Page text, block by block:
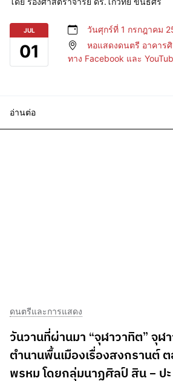
JUL
01
วันศุกร์ที่ 1 กรกฎาคม
หอแสดงดนตรี อาคาร
ทาง Facebook และ
อ่านต่อ
ดนตรีและการแสดง
วันวานที่ผ่านมา “จุฬาวาทิต” จุฬ
ตำนานพื้นเมืองเรื่องสงกรานต์
พรหม โดยกลุ่มนาฏศิลป์ สิน – ปะ